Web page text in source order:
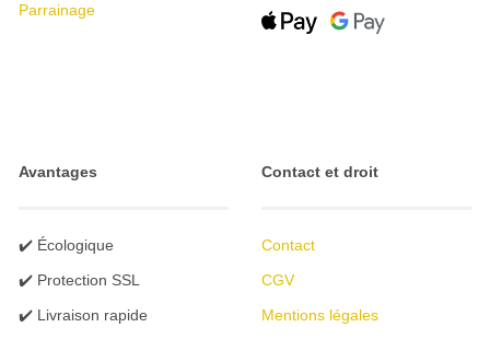
Parrainage
Avantages
✔️ Écologique
✔️ Protection SSL
✔️ Livraison rapide
Contact et droit
Contact
CGV
Mentions légales